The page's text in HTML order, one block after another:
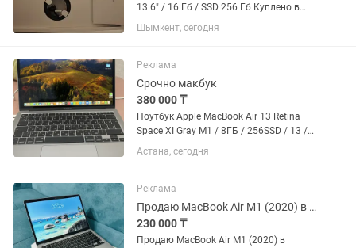
13.6" / 16 Гб / SSD 256 Гб Куплено в
октябре 2025 (еще на гарантии)
Батарея 100%, цикл 8 (не пользовался)
Пишите на .
Шымкент, сегодня
Реклама
Срочно макбук
380 000 ₸
Ноутбук Apple MacBook Air 13 Retina
Space XI Gray M1 / 8ГБ / 256SSD / 13 /
Mac OS Big Su... 415000 Состояние
идеальное , есть коробка, зарядка , все
Астана, сегодня
Реклама
Продаю MacBook Air M1 (2020) в отличном состоянии.
230 000 ₸
Продаю MacBook Air M1 (2020) в